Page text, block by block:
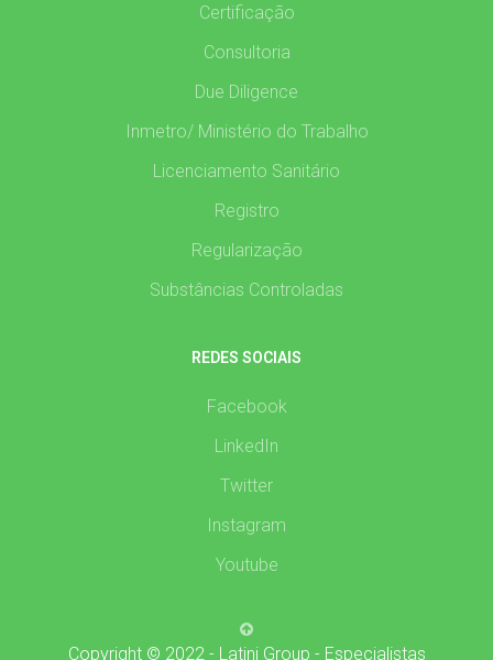
Certificação
Consultoria
Due Diligence
Inmetro/ Ministério do Trabalho
Licenciamento Sanitário
Registro
Regularização
Substâncias Controladas
REDES SOCIAIS
Facebook
LinkedIn
Twitter
Instagram
Youtube
Copyright © 2022 - Latini Group - Especialistas